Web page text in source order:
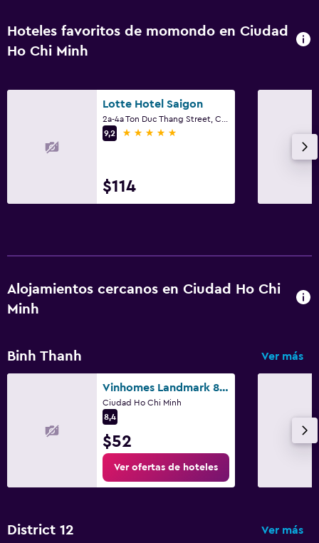
Hoteles favoritos de momondo en Ciudad
Ho Chi Minh
Lotte Hotel Saigon
9,2
5 estrellas
$114
Alojamientos cercanos en Ciudad Ho Chi
Minh
Binh Thanh Ver más
Vinhomes Landmark 81 Apartments- Christine Home
Ciudad Ho Chi Minh
8,4
$52
Ver ofertas de hoteles
District 12 Ver más